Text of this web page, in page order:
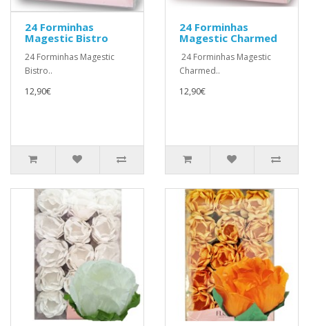
24 Forminhas
Magestic Bistro
24 Forminhas Magestic
Bistro..
12,90€
24 Forminhas
Magestic Charmed
24 Forminhas Magestic
Charmed..
12,90€